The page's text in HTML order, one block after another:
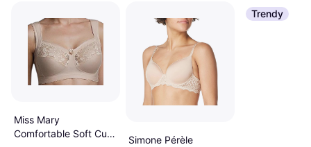
Miss Mary
Comfortable Soft Cup
Simone Pérèle
Trendy